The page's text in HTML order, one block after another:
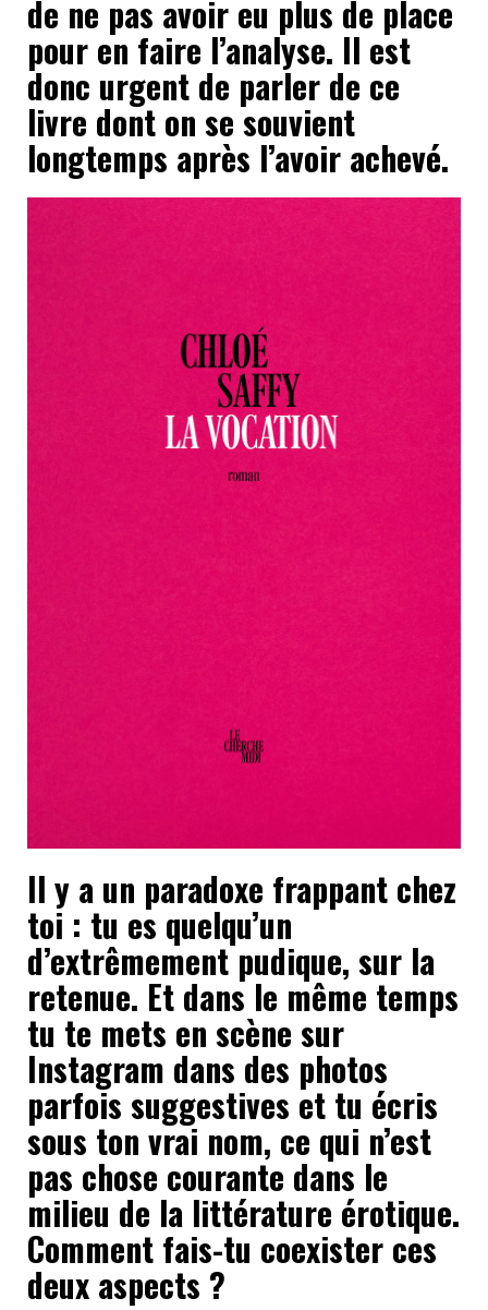
de ne pas avoir eu plus de place
pour en faire l’analyse. Il est
donc urgent de parler de ce
livre dont on se souvient
longtemps après l’avoir achevé.
Il y a un paradoxe frappant chez
toi : tu es quelqu’un
d’extrêmement pudique, sur la
retenue. Et dans le même temps
tu te mets en scène sur
Instagram dans des photos
parfois suggestives et tu écris
sous ton vrai nom, ce qui n’est
pas chose courante dans le
milieu de la littérature érotique.
Comment fais-tu coexister ces
deux aspects ?